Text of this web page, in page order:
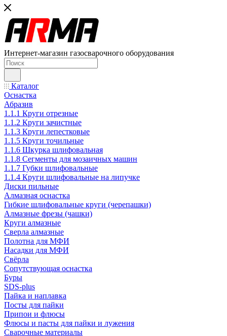
Интернет-магазин газосварочного оборудования
Каталог
Оснастка
Абразив
1.1.1 Круги отрезные
1.1.2 Круги зачистные
1.1.3 Круги лепестковые
1.1.5 Круги точильные
1.1.6 Шкурка шлифовальная
1.1.8 Сегменты для мозаичных машин
1.1.7 Губки шлифовальные
1.1.4 Круги шлифовальные на липучке
Диски пильные
Алмазная оснастка
Гибкие шлифовальные круги (черепашки)
Алмазные фрезы (чашки)
Круги алмазные
Сверла алмазные
Полотна для МФИ
Насадки для МФИ
Свёрла
Сопутствующая оснастка
Буры
SDS-plus
Пайка и наплавка
Посты для пайки
Припои и флюсы
Флюсы и пасты для пайки и лужения
Сварочные материалы